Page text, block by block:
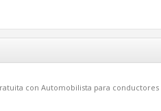
con Automobilista para conductores